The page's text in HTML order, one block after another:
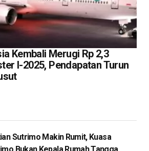
Kembali Merugi Rp 2,3
I-2025, Pendapatan Turun
Sutrimo Makin Rumit, Kuasa